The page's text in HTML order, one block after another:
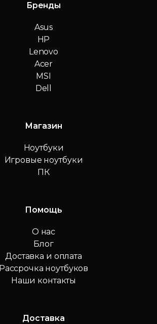
Бренды
Asus
HP
Lenovo
Acer
MSI
Dell
Магазин
Ноутбуки
Игровые ноутбуки
ПК
Помощь
О нас
Блог
Доставка и оплата
Рассрочка ноутбуков
Наши контакты
Доставка